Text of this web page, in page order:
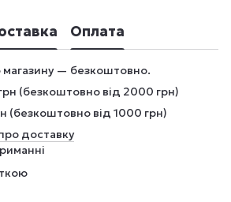
Оплата
магазину — безкоштовно.
(безкоштовно від 2000 грн)
(безкоштовно від 1000 грн)
доставку